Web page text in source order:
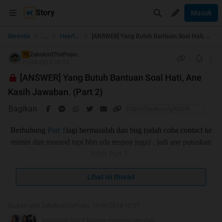
Story Masuk
Beranda ... Heart to Heart
TS ZekeAndThePopo.
[ANSWER] Yang Butuh Bantuan Soal Hati, Ane
Kasih Jawaban. (Part 2)
Bagikan
Berhubung Part 1 lagi bermasalah dan bug (udah coba contact ke
mimin dan momod tapi blm ada respon juga) , jadi ane putuskan
page 32 dan postingan pertanyaan terbaru dari agan2 gak bisa
Lihat isi thread